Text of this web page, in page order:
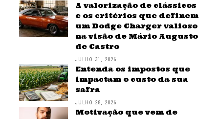
A valorização de clássicos
e os critérios que definem
um Dodge Charger valioso
na visão de Mário Augusto
de Castro
JULHO 31, 2026
Entenda os impostos que
impactam o custo da sua
safra
JULHO 28, 2026
Motivação que vem de